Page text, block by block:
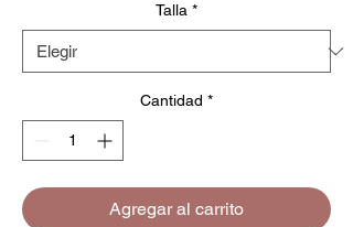
Talla *
Cantidad *
Agregar al carrito